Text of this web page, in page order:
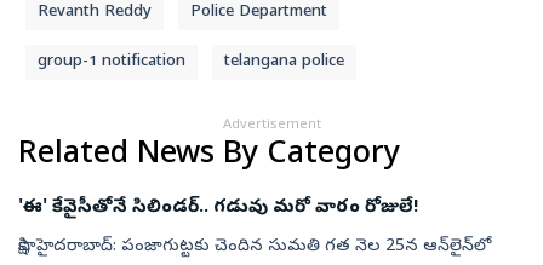
Revanth Reddy Police Department
group-1 notification telangana police
Advertisement
Related News By Category
'ఈ' కేవైసీతోనే సిలిండర్‌.. గడువు మరో వారం రోజులే!
సాక్షి, హైదరాబాద్‌: పంజాగుట్టకు చెందిన సుమతి గత నెల 25న ఆన్‌లైన్‌లో